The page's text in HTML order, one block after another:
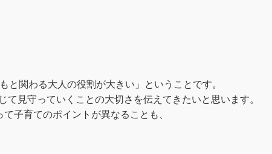
関わる大人の役割が大きい」ということです。
見守っていくことの大切さを伝えてきたいと思います。
子育てのポイントが異なることも、